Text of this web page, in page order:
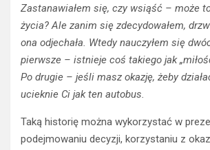
Zastanawiałem się, czy wsiąść – może
życia? Ale zanim się zdecydowałem,
ona odjechała. Wtedy nauczyłem się
pierwsze – istnieje coś takiego jak
Po drugie – jeśli masz okazję, żeby
ucieknie Ci jak ten autobus.
Taką historię można wykorzystać w
podejmowaniu decyzji, korzystaniu z